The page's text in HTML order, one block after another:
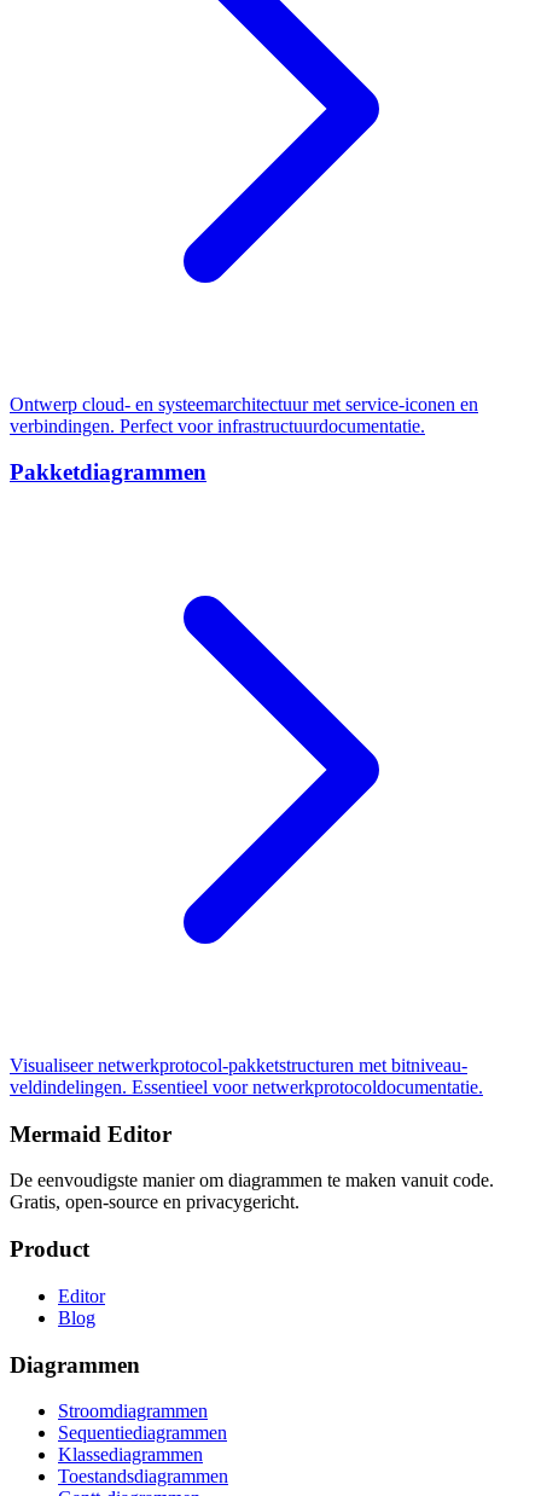
Ontwerp cloud- en systeemarchitectuur met service-iconen en
verbindingen. Perfect voor infrastructuurdocumentatie.
Pakketdiagrammen
Visualiseer netwerkprotocol-pakketstructuren met bitniveau-
veldindelingen. Essentieel voor netwerkprotocoldocumentatie.
Mermaid Editor
De eenvoudigste manier om diagrammen te maken vanuit code.
Gratis, open-source en privacygericht.
Product
Editor
Blog
Diagrammen
Stroomdiagrammen
Sequentiediagrammen
Klassediagrammen
Toestandsdiagrammen